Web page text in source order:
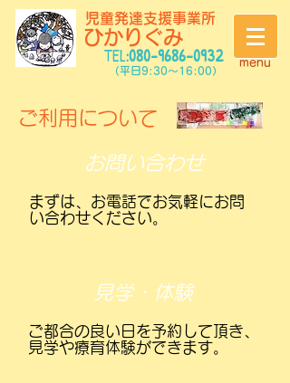
menu
児童発達支援事業所
​TEL:080-9686-0932
（平日9:30～16:00）
ひかりぐみ
​ご利用について
​お問い合わせ
​まずは、お電話でお気軽にお問
い合わせください。
見学・体験
ご都合の良い日を予約して頂き、
見学や療育体験ができます。